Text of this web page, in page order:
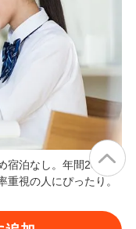
宿泊なし。年間20日程
視の人にぴったり。